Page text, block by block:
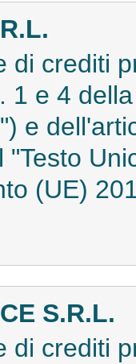
di crediti
1 e 4
e
(UE)
S.R.L.
di crediti